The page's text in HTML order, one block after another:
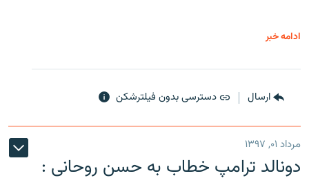
ادامه خبر
ارسال دسترسی بدون فیلترشکن
مرداد ۰۱, ۱۳۹۷
دونالد ترامپ خطاب به حسن روحانی :